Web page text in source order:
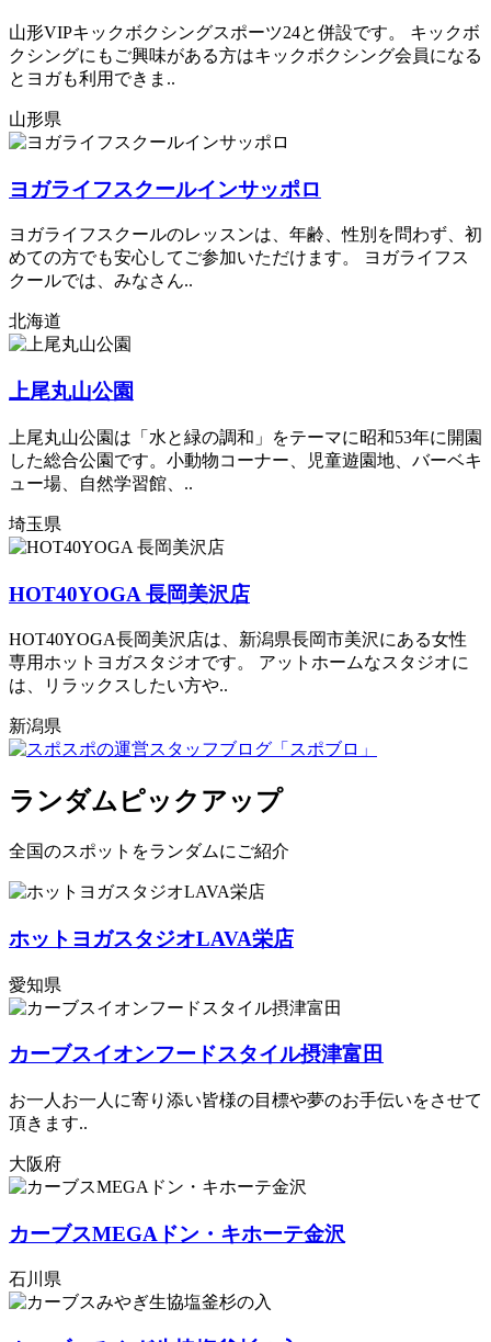
山形VIPキックボクシングスポーツ24と併設です。 キックボ
クシングにもご興味がある方はキックボクシング会員になる
とヨガも利用できま..
山形県
ヨガライフスクールインサッポロ
ヨガライフスクールのレッスンは、年齢、性別を問わず、初
めての方でも安心してご参加いただけます。 ヨガライフス
クールでは、みなさん..
北海道
上尾丸山公園
上尾丸山公園は「水と緑の調和」をテーマに昭和53年に開園
した総合公園です。小動物コーナー、児童遊園地、バーベキ
ュー場、自然学習館、..
埼玉県
HOT40YOGA 長岡美沢店
HOT40YOGA長岡美沢店は、新潟県長岡市美沢にある女性
専用ホットヨガスタジオです。 アットホームなスタジオに
は、リラックスしたい方や..
新潟県
ランダムピックアップ
全国のスポットをランダムにご紹介
ホットヨガスタジオLAVA栄店
愛知県
カーブスイオンフードスタイル摂津富田
お一人お一人に寄り添い皆様の目標や夢のお手伝いをさせて
頂きます..
大阪府
カーブスMEGAドン・キホーテ金沢
石川県